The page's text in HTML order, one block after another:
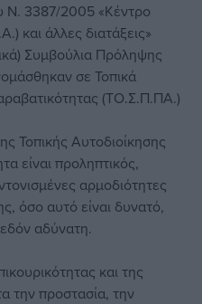
Ν. 3387/2005 «Κέντρο
και άλλες διατάξεις»
Συμβούλια Πρόληψης
σε Τοπικά
(ΤΟ.Σ.Π.ΠΑ.)
Τοπικής Αυτοδιοίκησης
είναι προληπτικός,
αρμοδιότητες
όσο αυτό είναι δυνατό,
αδύνατη.
και της
την προστασία, την